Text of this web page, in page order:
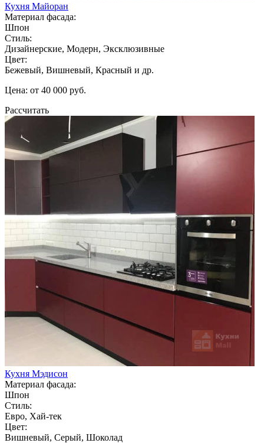
Кухня Майоран
Материал фасада:
Шпон
Стиль:
Дизайнерские, Модерн, Эксклюзивные
Цвет:
Бежевый, Вишневый, Красный и др.
Цена: от 40 000 руб.
Рассчитать
Кухня Мэдисон
Материал фасада:
Шпон
Стиль:
Евро, Хай-тек
Цвет:
Вишневый, Серый, Шоколад